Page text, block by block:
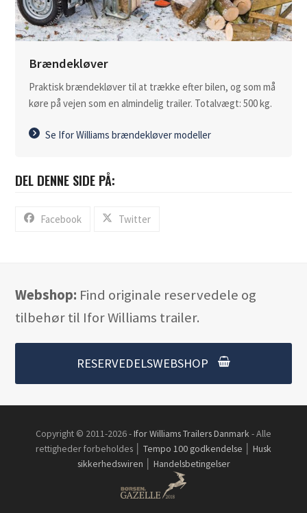
Brændekløver
Praktisk brændekløver til at trække efter bilen, og som må
køre på vejen som en almindelig trailer. Totalvægt: 500 kg.
Se Ifor Williams brændekløver modeller
DEL DENNE SIDE PÅ:
Facebook Twitter
Webshop: Find originale reservedele og
tilbehør til Ifor Williams trailer.
RESERVEDELSWEBSHOP
Copyright © 2011-2026 -Ifor Williams Trailers Danmark- Alle
rettigheder forbeholdes │ Tempo 100 godkendelse
Husk
sikkerhedswiren
Handelsbetingelser